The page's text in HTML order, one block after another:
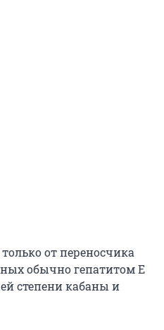
от переносчика
обычно гепатитом Е
степени кабаны и